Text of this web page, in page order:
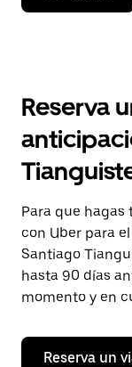
flecha
el
y
selecciona
una
Presiona
la
tecla Esc
para
cerrar
el
calendario.
Reserva
Para que hagas
con Uber para
Santiago
hasta 90 días
momento y en
Reserva un